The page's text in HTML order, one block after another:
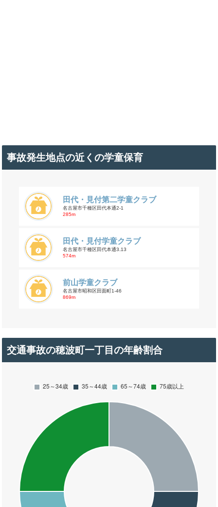
事故発生地点の近くの学童保育
田代・見付第二学童クラブ
名古屋市千種区田代本通2-1
285m
田代・見付学童クラブ
名古屋市千種区田代本通3₋13
574m
前山学童クラブ
名古屋市昭和区田面町1-46
869m
交通事故の穂波町一丁目の年齢割合